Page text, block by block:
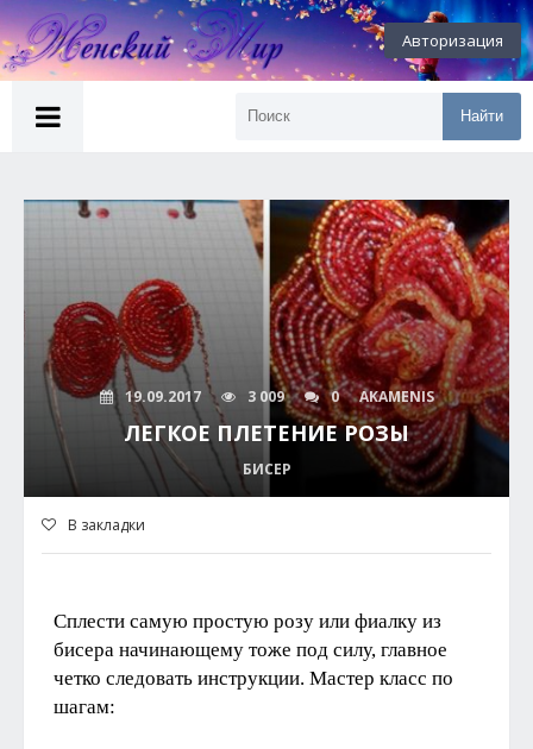
Авторизация
Найти
19.09.2017 3 009 0 AKAMENIS
ЛЕГКОЕ ПЛЕТЕНИЕ РОЗЫ
БИСЕР
В закладки
Сплести самую простую розу или фиалку из
бисера начинающему тоже под силу, главное
четко следовать инструкции. Мастер класс по
шагам: